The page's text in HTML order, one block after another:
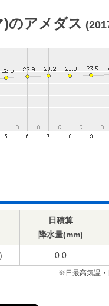
のアメダス
日積算
降水量(mm)
0.0
※日最高気温・